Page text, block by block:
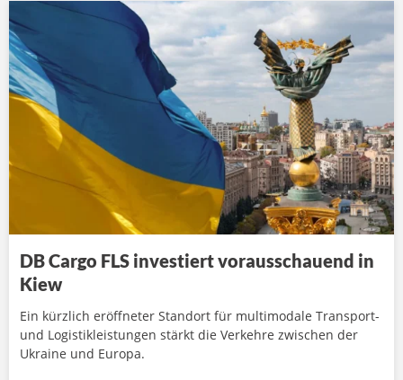
DB Cargo FLS investiert vorausschauend in
Kiew
Ein kürzlich eröffneter Standort für multimodale Transport-
und Logistikleistungen stärkt die Verkehre zwischen der
Ukraine und Europa.